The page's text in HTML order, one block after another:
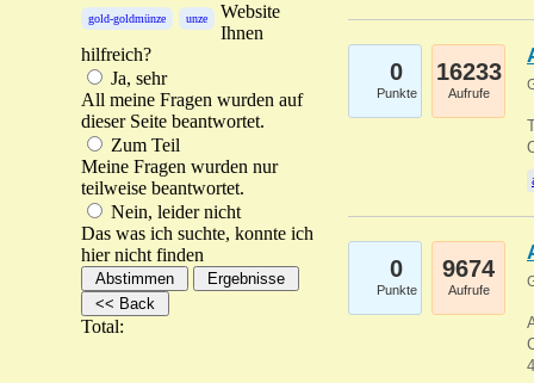
gold-goldmünze unze
Website
Ihnen
hilfreich?
Ja, sehr
All meine Fragen wurden auf
dieser Seite beantwortet.
Zum Teil
Meine Fragen wurden nur
teilweise beantwortet.
Nein, leider nicht
Das was ich suchte, konnte ich
hier nicht finden
Total:
0
Punkte
16233
Aufrufe
0
Punkte
9674
Aufrufe